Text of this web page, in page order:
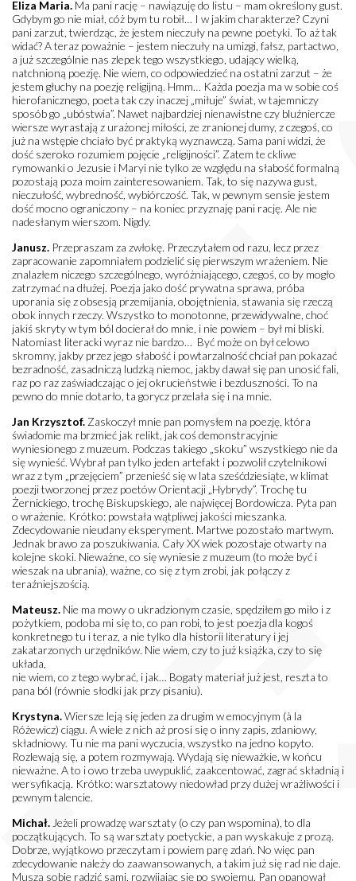
Eliza Maria. Ma pani rację – nawiązuję do listu – mam określony gust.
Gdybym go nie miał, cóż bym tu robił… I w jakim charakterze? Czyni
pani zarzut, twierdząc, że jestem nieczuły na pewne poetyki. To aż tak
widać? A teraz poważnie – jestem nieczuły na umizgi, fałsz, partactwo,
a już szczególnie nas zlepek tego wszystkiego, udający wielką,
natchnioną poezję. Nie wiem, co odpowiedzieć na ostatni zarzut – że
jestem głuchy na poezję religijną. Hmm… Każda poezja ma w sobie coś
hierofanicznego, poeta tak czy inaczej „miłuje” świat, w tajemniczy
sposób go „ubóstwia”. Nawet najbardziej nienawistne czy bluźniercze
wiersze wyrastają z urażonej miłości, ze zranionej dumy, z czegoś, co
już na wstępie chciało być praktyką wyznawczą. Sama pani widzi, że
dość szeroko rozumiem pojęcie „religijności”. Zatem te ckliwe
rymowanki o Jezusie i Maryi nie tylko ze względu na słabość formalną
pozostają poza moim zainteresowaniem. Tak, to się nazywa gust,
nieczułość, wybredność, wybiórczość. Tak, w pewnym sensie jestem
dość mocno ograniczony – na koniec przyznaję pani rację. Ale nie
nadesłanym wierszom. Nigdy.
Janusz. Przepraszam za zwłokę. Przeczytałem od razu, lecz przez
zapracowanie zapomniałem podzielić się pierwszym wrażeniem. Nie
znalazłem niczego szczególnego, wyróżniającego, czegoś, co by mogło
zatrzymać na dłużej. Poezja jako dość prywatna sprawa, próba
uporania się z obsesją przemijania, obojętnienia, stawania się rzeczą
obok innych rzeczy. Wszystko to monotonne, przewidywalne, choć
jakiś skryty w tym ból docierał do mnie, i nie powiem – był mi bliski.
Natomiast literacki wyraz nie bardzo… Być może on był celowo
skromny, jakby przez jego słabość i powtarzalność chciał pan pokazać
bezradność, zasadniczą ludzką niemoc, jakby dawał się pan unosić fali,
raz po raz zaświadczając o jej okrucieństwie i bezduszności. To na
pewno do mnie dotarło, ta gorycz przelała się i na mnie.
Jan Krzysztof. Zaskoczył mnie pan pomysłem na poezję, która
świadomie ma brzmieć jak relikt, jak coś demonstracyjnie
wyniesionego z muzeum. Podczas takiego „skoku” wszystkiego nie da
się wynieść. Wybrał pan tylko jeden artefakt i pozwolił czytelnikowi
wraz z tym „przejęciem” przenieść się w lata sześćdziesiąte, w klimat
poezji tworzonej przez poetów Orientacji „Hybrydy”. Trochę tu
Żernickiego, trochę Biskupskiego, ale najwięcej Bordowicza. Pyta pan
o wrażenie. Krótko: powstała wątpliwej jakości mieszanka.
Zdecydowanie nieudany eksperyment. Martwe pozostało martwym.
Jednak brawo za poszukiwania. Cały XX wiek pozostaje otwarty na
kolejne skoki. Nieważne, co się wyniesie z muzeum (to może być i
wieszak na ubrania), ważne, co się z tym zrobi, jak połączy z
teraźniejszością.
Mateusz. Nie ma mowy o ukradzionym czasie, spędziłem go miło i z
pożytkiem, podoba mi się to, co pan robi, to jest poezja dla kogoś
konkretnego tu i teraz, a nie tylko dla historii literatury i jej
zakatarzonych urzędników. Nie wiem, czy to już książka, czy to się
układa,
nie wiem, co z tego wybrać, i jak… Bogaty materiał już jest, reszta to
pana ból (równie słodki jak przy pisaniu).
Krystyna.Wiersze leją się jeden za drugim w emocyjnym (à la
Różewicz) ciągu. A wiele z nich aż prosi się o inny zapis, zdaniowy,
składniowy. Tu nie ma pani wyczucia, wszystko na jedno kopyto.
Rozlewają się, a potem rozmywają. Wydają się nieważkie, w końcu
nieważne. A to i owo trzeba uwypuklić, zaakcentować, zagrać składnią i
wersyfikacją. Krótko: warsztatowy niedowład przy dużej wrażliwości i
pewnym talencie.
Michał. Jeżeli prowadzę warsztaty (o czy pan wspomina), to dla
początkujących. To są warsztaty poetyckie, a pan wyskakuje z prozą.
Dobrze, wyjątkowo przeczytam i powiem parę zdań. No więc pan
zdecydowanie należy do zaawansowanych, a takim już się rad nie daje.
Muszą sobie radzić sami, rozwijając się po swojemu. Pan opanował